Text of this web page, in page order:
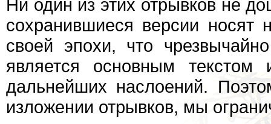
Ни один из этих отрывков не
сохранившиеся версии носят
своей эпохи, что
является основным текстом
дальнейших наслоений.
изложении отрывков, мы